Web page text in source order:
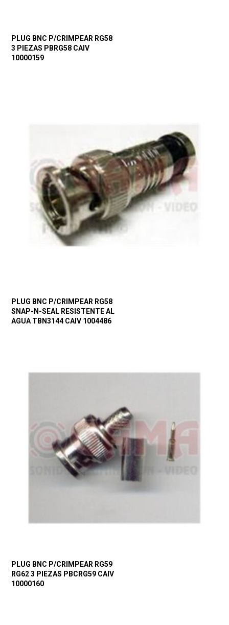
PLUG BNC P/CRIMPEAR RG58
3 PIEZAS PBRG58 CAIV
10000159
PLUG BNC P/CRIMPEAR RG58
SNAP-N-SEAL RESISTENTE AL
AGUA TBN3144 CAIV 1004486
PLUG BNC P/CRIMPEAR RG59
RG62 3 PIEZAS PBCRG59 CAIV
10000160